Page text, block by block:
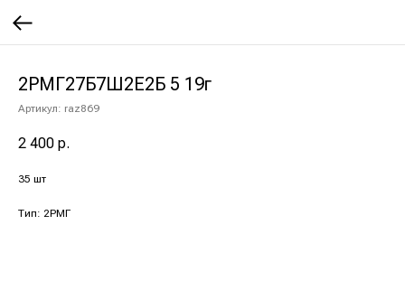
2РМГ27Б7Ш2Е2Б 5 19г
Артикул: raz869
2 400 р.
35 шт
Тип: 2РМГ